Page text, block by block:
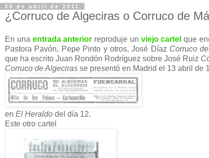
26 de abril de 2011
¿Corruco de Algeciras o Corruco de
En una entrada anterior reproduje un viejo cartel que
Pastora Pavón, Pepe Pinto y otros, José Díaz Corruco
que ha escrito Juan Rondón Rodríguez sobre José Ruiz
Corruco de Algeciras se presentó en Madrid el 13 abril de
en El Heraldo del día 12.
Este otro cartel